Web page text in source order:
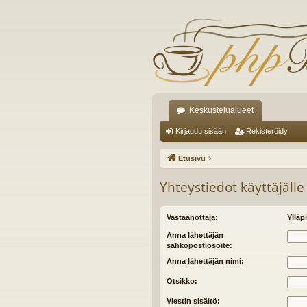
Keskustelualueet
Kirjaudu sisään Rekisteröidy
Etusivu
Yhteystiedot käyttäjälle
Vastaanottaja:
Anna lähettäjän
sähköpostiosoite:
Anna lähettäjän nimi:
Otsikko:
Viestin sisältö: